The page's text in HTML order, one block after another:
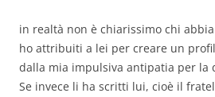
in realtà non è chiarissimo chi
ho attribuiti a lei per creare un
dalla mia impulsiva antipatia per la
Se invece li ha scritti lui, cioè il